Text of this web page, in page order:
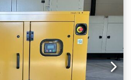
IV final Volume do tanque
CN Entre em contato
= Outras opções
de controle - Teto de aço -